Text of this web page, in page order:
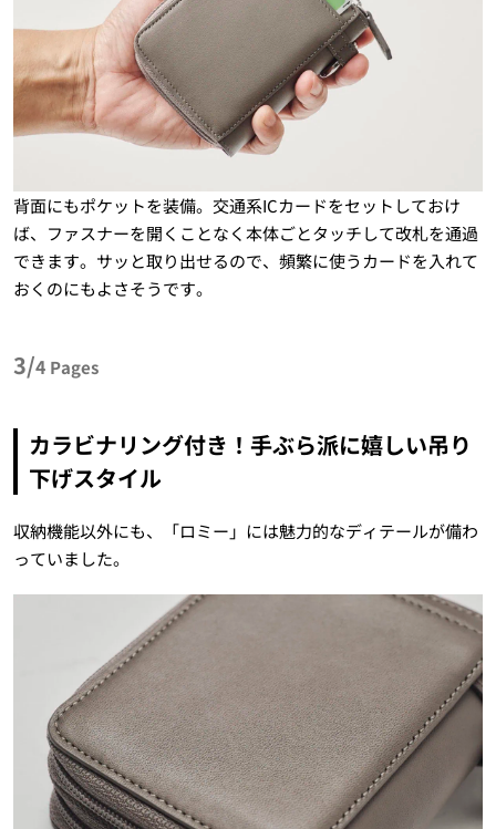
背面にもポケットを装備。交通系ICカードをセットしておけ
ば、ファスナーを開くことなく本体ごとタッチして改札を通過
できます。サッと取り出せるので、頻繁に使うカードを入れて
おくのにもよさそうです。
3/4 Pages
カラビナリング付き！手ぶら派に嬉しい吊り
下げスタイル
収納機能以外にも、「ロミー」には魅力的なディテールが備わ
っていました。